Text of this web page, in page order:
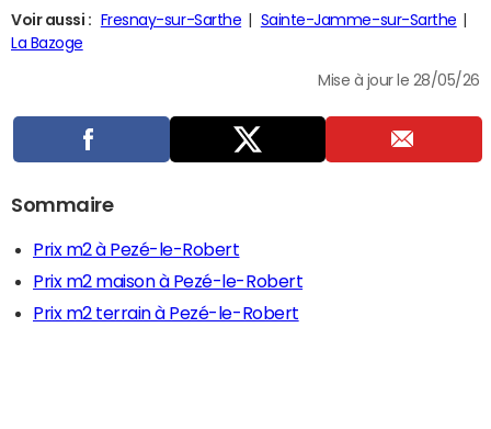
Voir aussi : Fresnay-sur-Sarthe
Sainte-Jamme-sur-Sarthe
La Bazoge
Mise à jour le 28/05/26
Sommaire
Prix m2 à Pezé-le-Robert
Prix m2 maison à Pezé-le-Robert
Prix m2 terrain à Pezé-le-Robert